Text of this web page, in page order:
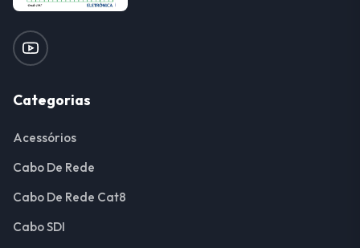
Categorias
Acessórios
Cabo De Rede
Cabo De Rede Cat8
Cabo SDI